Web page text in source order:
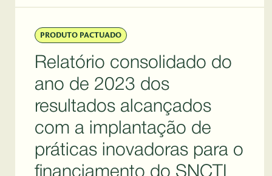
PRODUTO PACTUADO
Relatório consolidado do
ano de 2023 dos
resultados alcançados
com a implantação de
práticas inovadoras para o
financiamento do SNCTI